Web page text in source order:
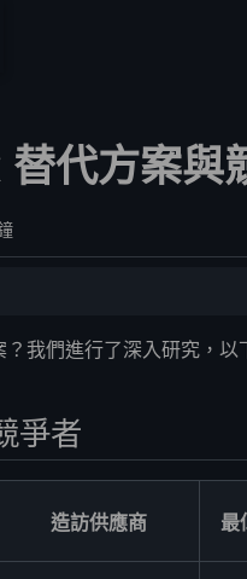
代方案與
我們進行了深入研究，以
爭者
造訪供應商 最